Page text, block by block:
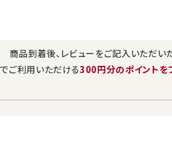
商品到着後、レビューをご記入いただい
ご利用いただける300円分のポイントを